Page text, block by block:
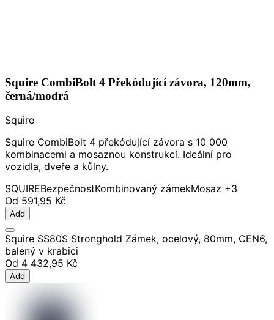
Squire CombiBolt 4 Překódující závora, 120mm,
černá/modrá
Squire
Squire CombiBolt 4 překódující závora s 10 000
kombinacemi a mosaznou konstrukcí. Ideální pro
vozidla, dveře a kůlny.
SQUIREBezpečnostKombinovaný zámekMosaz +3
Od 591,95 Kč
Add
Squire SS80S Stronghold Zámek, ocelový, 80mm, CEN6,
balený v krabici
Od 4 432,95 Kč
Add